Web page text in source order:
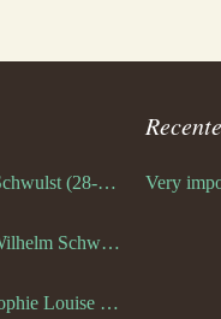
US Doroty C Schwulst (28-12-1919)
DE Friedrich Wilhelm Schwulst
DT Caroline Sophie Louise Schreuder born Schwulst (13-05-1866)